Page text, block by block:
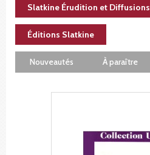
Slatkine Érudition et Diffusions
Éditions Slatkine
Nouveautés À paraître